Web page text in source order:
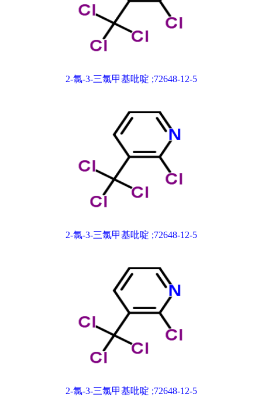
2-氯-3-三氯甲基吡啶 ;72648-12-5
2-氯-3-三氯甲基吡啶 ;72648-12-5
2-氯-3-三氯甲基吡啶 ;72648-12-5